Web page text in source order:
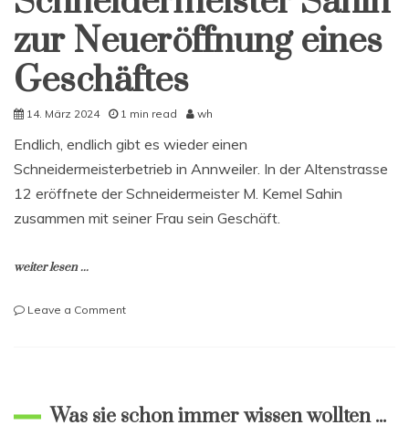
zur Neueröffnung eines
Geschäftes
14. März 2024 1 min read wh
Endlich, endlich gibt es wieder einen
Schneidermeisterbetrieb in Annweiler. In der Altenstrasse
12 eröffnete der Schneidermeister M. Kemel Sahin
zusammen mit seiner Frau sein Geschäft.
weiter lesen ...
Leave a Commenton
Neueröffnung
Was sie schon immer wissen wollten ...